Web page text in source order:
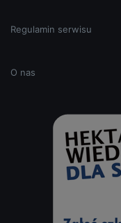
Regulamin serwisu
O nas